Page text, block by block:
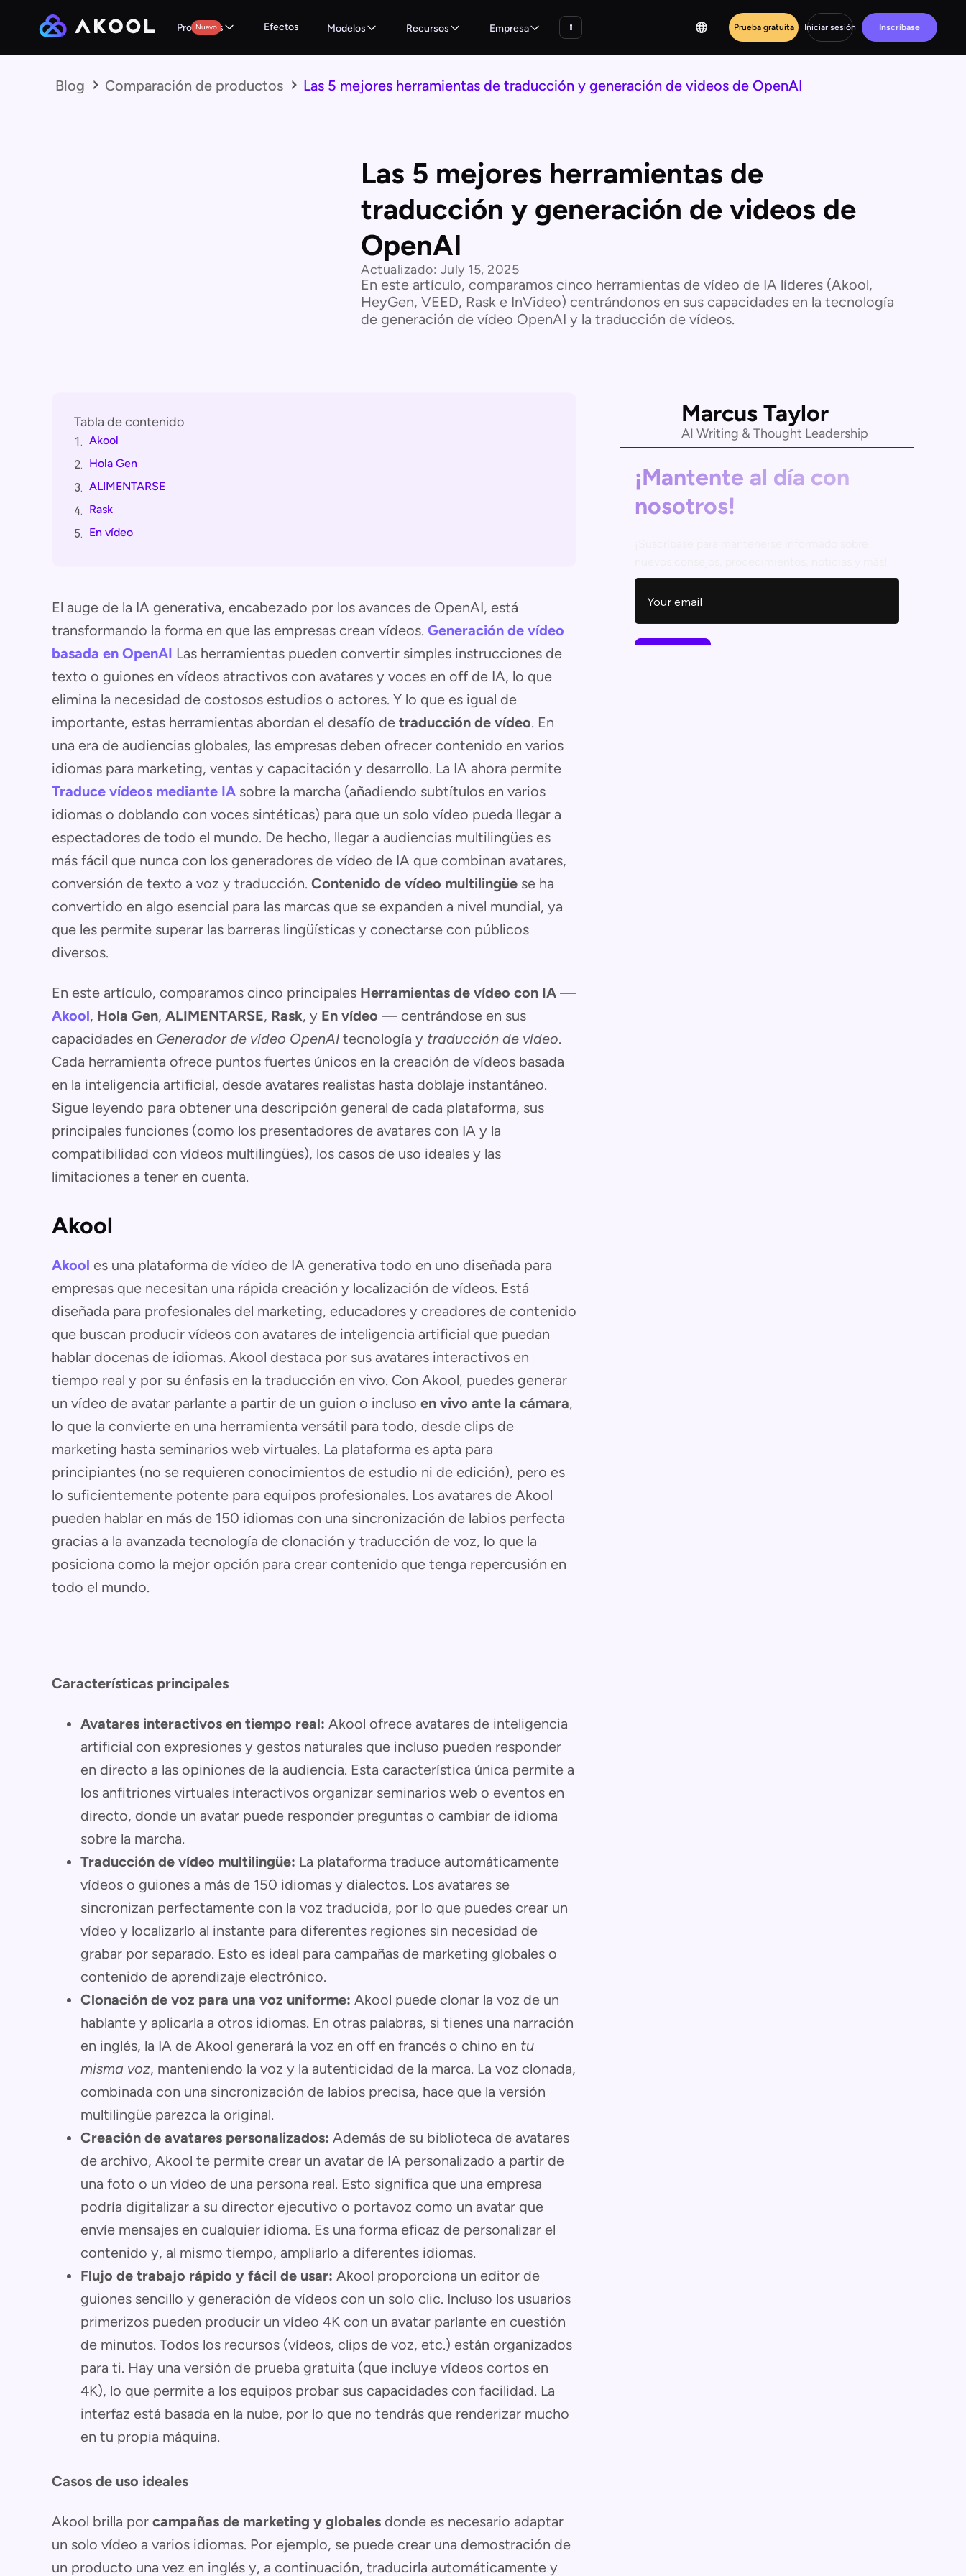
Productos
Nuevo Efectos Modelos Recursos Empresa Prueba gratuita Iniciar sesión Inscríbase
Blog Comparación de productos Las 5 mejores herramientas de traducción y generación de videos de OpenAI
Las 5 mejores herramientas de
traducción y generación de videos de
OpenAI
Actualizado: July 15, 2025
En este artículo, comparamos cinco herramientas de vídeo de IA líderes (Akool,
HeyGen, VEED, Rask e InVideo) centrándonos en sus capacidades en la tecnología
de generación de vídeo OpenAI y la traducción de vídeos.
Tabla de contenido
1. Akool
2. Hola Gen
3. ALIMENTARSE
4. Rask
5. En vídeo
El auge de la IA generativa, encabezado por los avances de OpenAI, está
transformando la forma en que las empresas crean vídeos. Generación de vídeo
basada en OpenAI Las herramientas pueden convertir simples instrucciones de
texto o guiones en vídeos atractivos con avatares y voces en off de IA, lo que
elimina la necesidad de costosos estudios o actores. Y lo que es igual de
importante, estas herramientas abordan el desafío de traducción de vídeo. En
una era de audiencias globales, las empresas deben ofrecer contenido en varios
idiomas para marketing, ventas y capacitación y desarrollo. La IA ahora permite
Traduce vídeos mediante IA sobre la marcha (añadiendo subtítulos en varios
idiomas o doblando con voces sintéticas) para que un solo vídeo pueda llegar a
espectadores de todo el mundo. De hecho, llegar a audiencias multilingües es
más fácil que nunca con los generadores de vídeo de IA que combinan avatares,
conversión de texto a voz y traducción. Contenido de vídeo multilingüe se ha
convertido en algo esencial para las marcas que se expanden a nivel mundial, ya
que les permite superar las barreras lingüísticas y conectarse con públicos
diversos.
En este artículo, comparamos cinco principales Herramientas de vídeo con IA —
Akool, Hola Gen, ALIMENTARSE, Rask, y En vídeo — centrándose en sus
capacidades en Generador de vídeo OpenAI tecnología y traducción de vídeo.
Cada herramienta ofrece puntos fuertes únicos en la creación de vídeos basada
en la inteligencia artificial, desde avatares realistas hasta doblaje instantáneo.
Sigue leyendo para obtener una descripción general de cada plataforma, sus
principales funciones (como los presentadores de avatares con IA y la
compatibilidad con vídeos multilingües), los casos de uso ideales y las
limitaciones a tener en cuenta.
Akool
Akool es una plataforma de vídeo de IA generativa todo en uno diseñada para
empresas que necesitan una rápida creación y localización de vídeos. Está
diseñada para profesionales del marketing, educadores y creadores de contenido
que buscan producir vídeos con avatares de inteligencia artificial que puedan
hablar docenas de idiomas. Akool destaca por sus avatares interactivos en
tiempo real y por su énfasis en la traducción en vivo. Con Akool, puedes generar
un vídeo de avatar parlante a partir de un guion o incluso en vivo ante la cámara,
lo que la convierte en una herramienta versátil para todo, desde clips de
marketing hasta seminarios web virtuales. La plataforma es apta para
principiantes (no se requieren conocimientos de estudio ni de edición), pero es
lo suficientemente potente para equipos profesionales. Los avatares de Akool
pueden hablar en más de 150 idiomas con una sincronización de labios perfecta
gracias a la avanzada tecnología de clonación y traducción de voz, lo que la
posiciona como la mejor opción para crear contenido que tenga repercusión en
todo el mundo.
Características principales
Avatares interactivos en tiempo real: Akool ofrece avatares de inteligencia
artificial con expresiones y gestos naturales que incluso pueden responder
en directo a las opiniones de la audiencia. Esta característica única permite a
los anfitriones virtuales interactivos organizar seminarios web o eventos en
directo, donde un avatar puede responder preguntas o cambiar de idioma
sobre la marcha.
Traducción de vídeo multilingüe: La plataforma traduce automáticamente
vídeos o guiones a más de 150 idiomas y dialectos. Los avatares se
sincronizan perfectamente con la voz traducida, por lo que puedes crear un
vídeo y localizarlo al instante para diferentes regiones sin necesidad de
grabar por separado. Esto es ideal para campañas de marketing globales o
contenido de aprendizaje electrónico.
Clonación de voz para una voz uniforme: Akool puede clonar la voz de un
hablante y aplicarla a otros idiomas. En otras palabras, si tienes una narración
en inglés, la IA de Akool generará la voz en off en francés o chino en tu
misma voz, manteniendo la voz y la autenticidad de la marca. La voz clonada,
combinada con una sincronización de labios precisa, hace que la versión
multilingüe parezca la original.
Creación de avatares personalizados: Además de su biblioteca de avatares
de archivo, Akool te permite crear un avatar de IA personalizado a partir de
una foto o un vídeo de una persona real. Esto significa que una empresa
podría digitalizar a su director ejecutivo o portavoz como un avatar que
envíe mensajes en cualquier idioma. Es una forma eficaz de personalizar el
contenido y, al mismo tiempo, ampliarlo a diferentes idiomas.
Flujo de trabajo rápido y fácil de usar: Akool proporciona un editor de
guiones sencillo y generación de vídeos con un solo clic. Incluso los usuarios
primerizos pueden producir un vídeo 4K con un avatar parlante en cuestión
de minutos. Todos los recursos (vídeos, clips de voz, etc.) están organizados
para ti. Hay una versión de prueba gratuita (que incluye vídeos cortos en
4K), lo que permite a los equipos probar sus capacidades con facilidad. La
interfaz está basada en la nube, por lo que no tendrás que renderizar mucho
en tu propia máquina.
Casos de uso ideales
Akool brilla por campañas de marketing y globales donde es necesario adaptar
un solo vídeo a varios idiomas. Por ejemplo, se puede crear una demostración de
un producto una vez en inglés y, a continuación, traducirla automáticamente y
Marcus Taylor
AI Writing & Thought Leadership
¡Mantente al día con
nosotros!